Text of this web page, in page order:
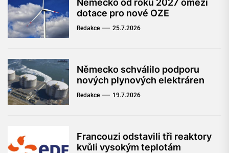
dotace pro nové OZE
Redakce 25.7.2026
Německo schválilo podporu
nových plynových elektráren
Redakce 19.7.2026
Francouzi odstavili tři reaktory
kvůli vysokým teplotám